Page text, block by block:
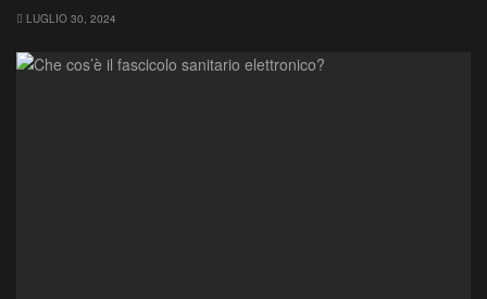
LUGLIO 30, 2024